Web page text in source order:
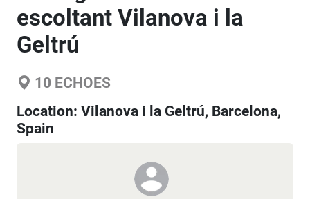
escoltant Vilanova i la
Geltrú
10 ECHOES
Location: Vilanova i la Geltrú, Barcelona,
Spain